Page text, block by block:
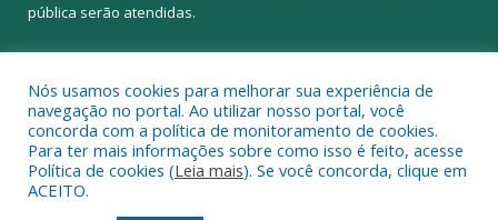
pública serão atendidas.
Todos os direitos reservados a Câmara Municipal de Anapu.
Nós usamos cookies para melhorar sua experiência de
navegação no portal. Ao utilizar nosso portal, você
concorda com a política de monitoramento de cookies.
Para ter mais informações sobre como isso é feito, acesse
Política de cookies (Leia mais). Se você concorda, clique em
ACEITO.